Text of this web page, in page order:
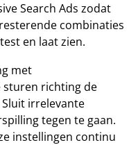
Search Ads zodat
combinaties
en laat zien.
met
sturen richting de
irrelevante
tegen te gaan.
instellingen continu